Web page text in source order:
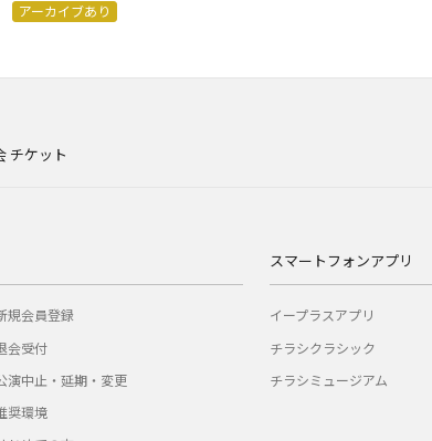
チケット
アーカイブあり
規会員登録
会受付
演中止・延期・変更
奨環境
スマートフォンアプリ
イープラスアプリ
チラシクラシック
チラシミュージアム